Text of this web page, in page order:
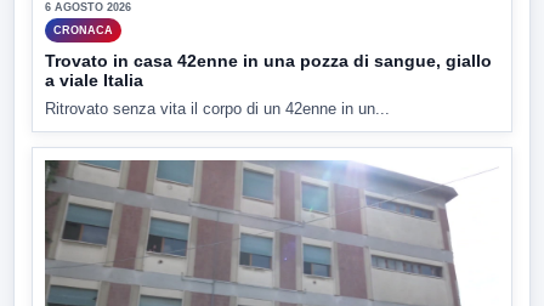
6 AGOSTO 2026
CRONACA
Trovato in casa 42enne in una pozza di sangue, giallo
a viale Italia
Ritrovato senza vita il corpo di un 42enne in un...